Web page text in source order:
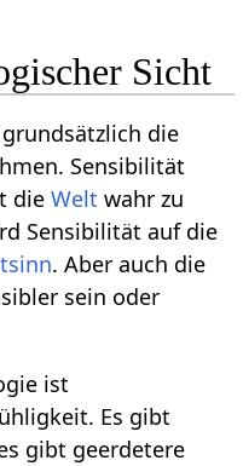
Sicht
die
Sensibilität
dieWelt wahr zu
Sensibilität auf die
. Aber auch die
sein oder
ist
Es gibt
gibt geerdetere